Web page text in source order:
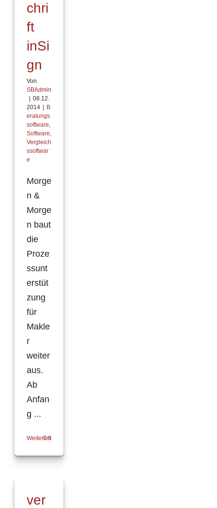
chri
ft
inSi
gn
Von
SBAdmin
08.12.
2014
B
eratungs
software,
Software,
Vergleich
ssoftwar
e
Morge
n &
Morge
n baut
die
Proze
ssunt
erstüt
zung
für
Makle
r
weiter
aus.
Ab
Anfan
g ...
Weiterlesen
0
ver